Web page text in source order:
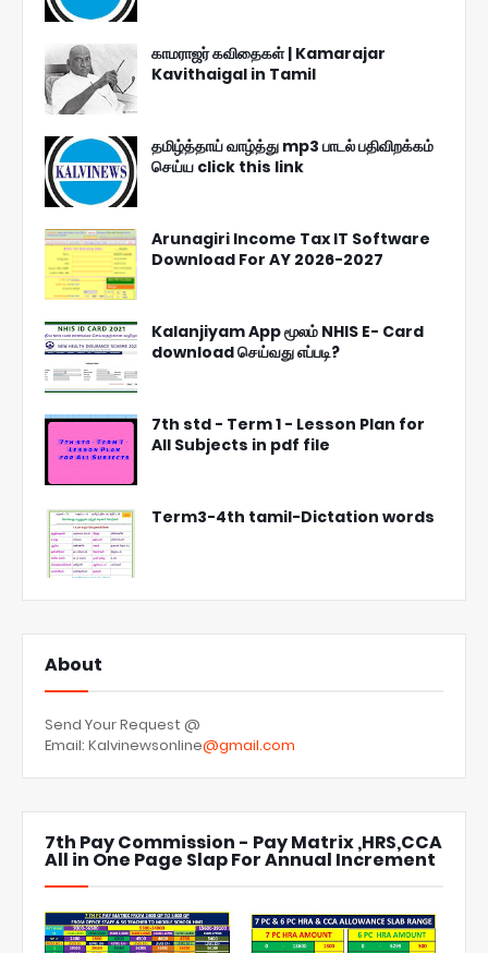
காமராஜர் கவிதைகள் | Kamarajar
Kavithaigal in Tamil
தமிழ்த்தாய் வாழ்த்து mp3 பாடல் பதிவிறக்கம்
செய்ய click this link
Arunagiri Income Tax IT Software
Download For AY 2026-2027
Kalanjiyam App மூலம் NHIS E- Card
download செய்வது எப்படி?
7th std - Term 1 - Lesson Plan for
All Subjects in pdf file
Term3-4th tamil-Dictation words
About
Send Your Request @
Email: Kalvinewsonline@gmail.com
7th Pay Commission - Pay Matrix ,HRS,CCA
All in One Page Slap For Annual Increment